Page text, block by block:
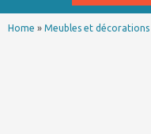
Home » Meubles et décorations